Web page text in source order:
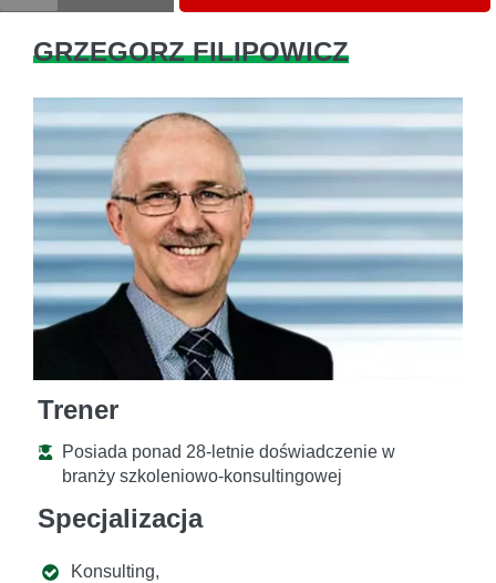
GRZEGORZ FILIPOWICZ
Trener
Posiada ponad 28-letnie doświadczenie w
branży szkoleniowo-konsultingowej
Specjalizacja
Konsulting,